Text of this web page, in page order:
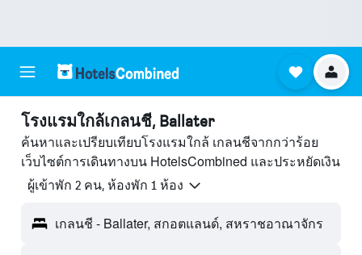
โรงแรมใกล้เกลนชี, Ballater
ค้นหาและเปรียบเทียบโรงแรมใกล้ เกลนชีจากกว่าร้อย
เว็บไซต์การเดินทางบน HotelsCombined และประหยัดเงิน
ผู้เข้าพัก 2 คน, ห้องพัก 1 ห้อง
เกลนชี - Ballater, สกอตแลนด์, สหราชอาณาจักร